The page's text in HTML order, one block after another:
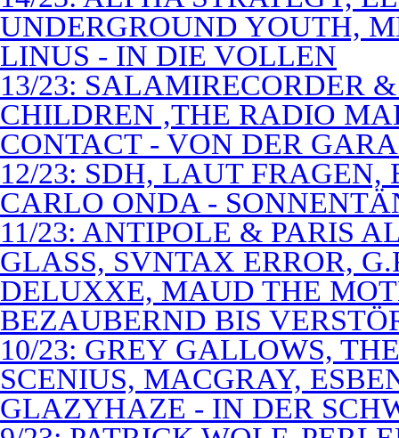
UNDERGROUND YOUTH,
LINUS - IN DIE VOLLEN
13/23: SALAMIRECORDER
CHILDREN ,THE RADIO
CONTACT - VON DER
12/23: SDH, LAUT
CARLO ONDA -
11/23: ANTIPOLE & PARIS
GLASS, SVNTAX ERROR,
DELUXXE, MAUD THE
BEZAUBERND BIS
10/23: GREY GALLOWS,
SCENIUS, MACGRAY,
GLAZYHAZE - IN DER